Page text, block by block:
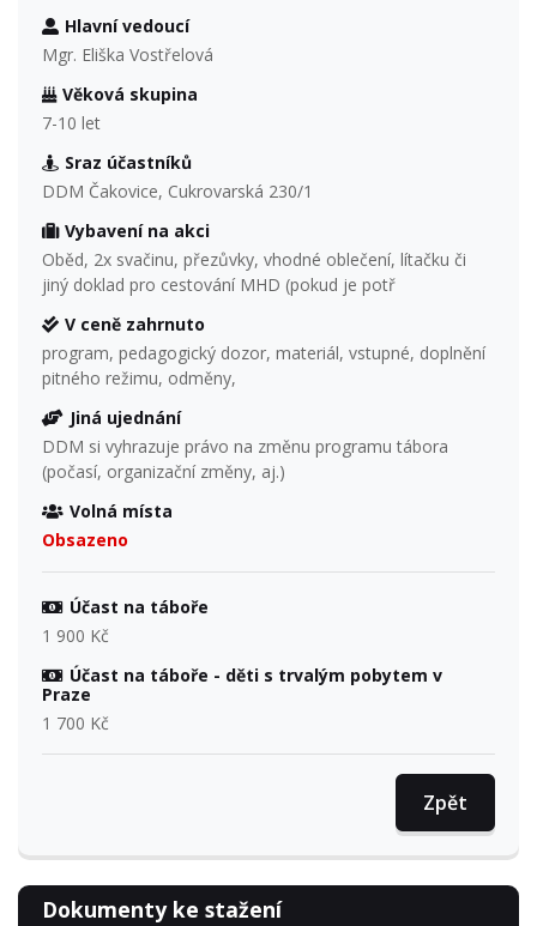
Hlavní vedoucí
Mgr. Eliška Vostřelová
Věková skupina
7-10 let
Sraz účastníků
DDM Čakovice, Cukrovarská 230/1
Vybavení na akci
Oběd, 2x svačinu, přezůvky, vhodné oblečení, lítačku či
jiný doklad pro cestování MHD (pokud je potř
V ceně zahrnuto
program, pedagogický dozor, materiál, vstupné, doplnění
pitného režimu, odměny,
Jiná ujednání
DDM si vyhrazuje právo na změnu programu tábora
(počasí, organizační změny, aj.)
Volná místa
Obsazeno
Účast na táboře
1 900 Kč
Účast na táboře - děti s trvalým pobytem v
Praze
1 700 Kč
Zpět
Dokumenty ke stažení